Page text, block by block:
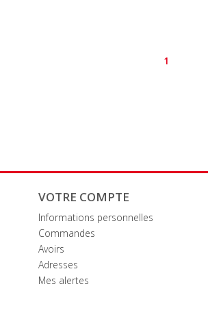
1
VOTRE COMPTE
Informations personnelles
Commandes
Avoirs
Adresses
Mes alertes